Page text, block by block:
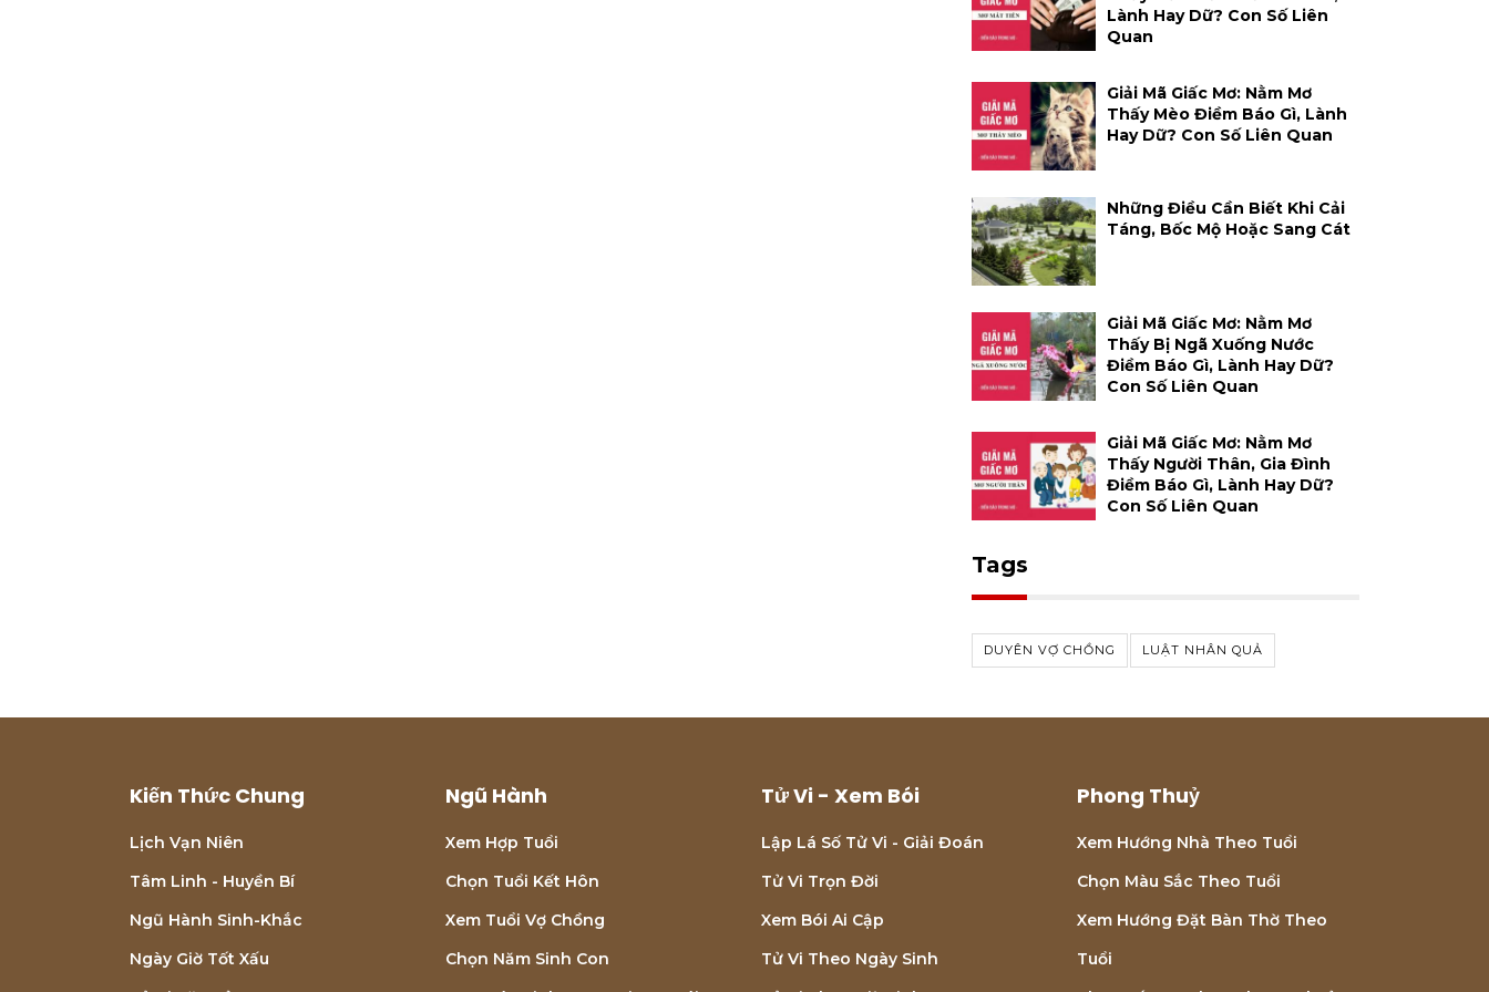
Lành Hay Dữ? Con Số Liên
Quan
Giải Mã Giấc Mơ: Nằm Mơ
Thấy Mèo Điềm Báo Gì, Lành
Hay Dữ? Con Số Liên Quan
Những Điều Cần Biết Khi Cải
Táng, Bốc Mộ Hoặc Sang Cát
Giải Mã Giấc Mơ: Nằm Mơ
Thấy Bị Ngã Xuống Nước
Điềm Báo Gì, Lành Hay Dữ?
Con Số Liên Quan
Giải Mã Giấc Mơ: Nằm Mơ
Thấy Người Thân, Gia Đình
Điềm Báo Gì, Lành Hay Dữ?
Con Số Liên Quan
Tags
DUYÊN VỢ CHỒNG LUẬT NHÂN QUẢ
Kiến Thức Chung
Lịch Vạn Niên
Tâm Linh - Huyền Bí
Ngũ Hành Sinh-Khắc
Ngày Giờ Tốt Xấu
Ngũ Hành
Xem Hợp Tuổi
Chọn Tuổi Kết Hôn
Xem Tuổi Vợ Chồng
Chọn Năm Sinh Con
Tử Vi - Xem Bói
Lập Lá Số Tử Vi - Giải Đoán
Tử Vi Trọn Đời
Xem Bói Ai Cập
Tử Vi Theo Ngày Sinh
Phong Thuỷ
Xem Hướng Nhà Theo Tuổi
Chọn Màu Sắc Theo Tuổi
Xem Hướng Đặt Bàn Thờ Theo
Tuổi